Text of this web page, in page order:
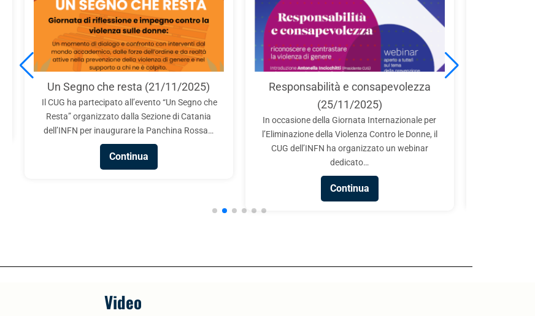
Un Segno che resta (21/11/2025)
Il CUG ha partecipato all’evento “Un Segno che
Resta” organizzato dalla Sezione di Catania
dell’INFN per inaugurare la Panchina Rossa…
Continua
Responsabilità e consapevolezza
(25/11/2025)
In occasione della Giornata Internazionale per
l’Eliminazione della Violenza Contro le Donne, il
CUG dell’INFN ha organizzato un webinar
Continua
Video